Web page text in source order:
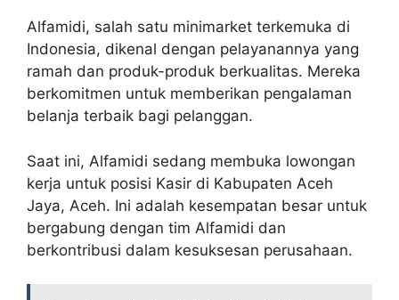
Alfamidi, salah satu minimarket terkemuka di
Indonesia, dikenal dengan pelayanannya yang
ramah dan produk-produk berkualitas. Mereka
berkomitmen untuk memberikan pengalaman
belanja terbaik bagi pelanggan.
Saat ini, Alfamidi sedang membuka lowongan
kerja untuk posisi Kasir di Kabupaten Aceh
Jaya, Aceh. Ini adalah kesempatan besar untuk
bergabung dengan tim Alfamidi dan
berkontribusi dalam kesuksesan perusahaan.